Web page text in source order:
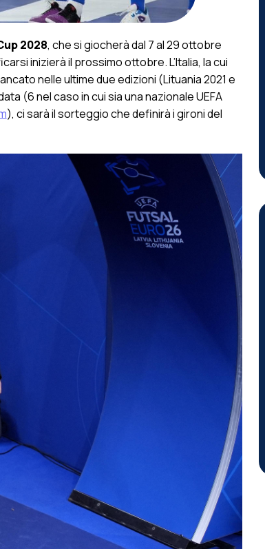
2028, che si giocherà dal 7 al 29 ottobre
inizierà il prossimo ottobre. L’Italia, la cui
nelle ultime due edizioni (Lituania 2021 e
(6 nel caso in cui sia una nazionale UEFA
), ci sarà il sorteggio che definirà i gironi del